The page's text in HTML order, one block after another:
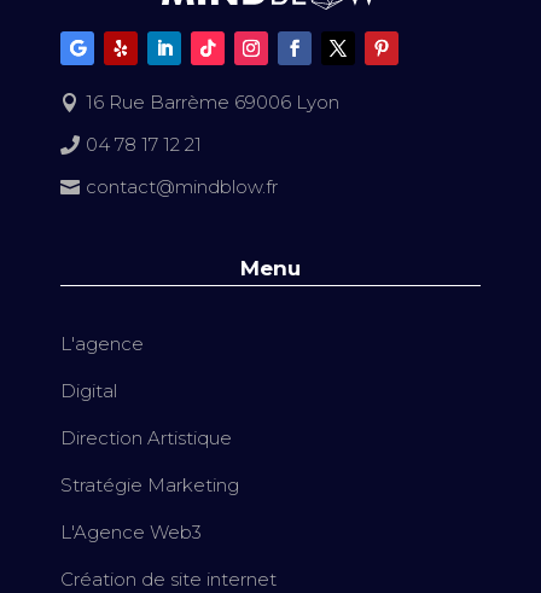
 16 Rue Barrème 69006 Lyon
 04 78 17 12 21
 contact@mindblow.fr
Menu
L'agence
Digital
Direction Artistique
Stratégie Marketing
L'Agence Web3
Création de site internet